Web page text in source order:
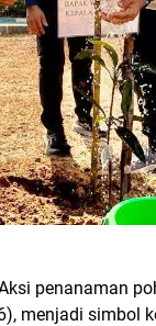
penanaman
menjadi simbol